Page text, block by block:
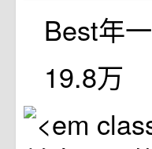
Best年一
19.8万